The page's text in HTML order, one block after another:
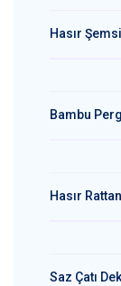
Hasır
Bambu
Hasır
Saz Çatı